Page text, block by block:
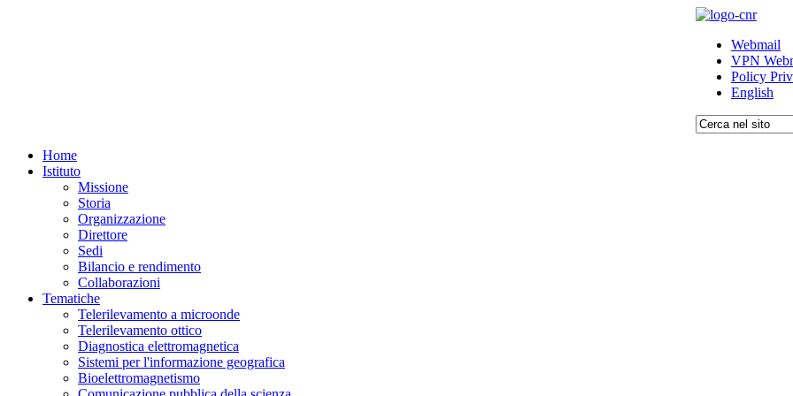
Webmail
VPN
Policy
English
Home
Istituto
Missione
Storia
Organizzazione
Direttore
Sedi
Bilancio e rendimento
Collaborazioni
Tematiche
Telerilevamento a microonde
Telerilevamento ottico
Diagnostica elettromagnetica
Sistemi per l'informazione geografica
Bioelettromagnetismo